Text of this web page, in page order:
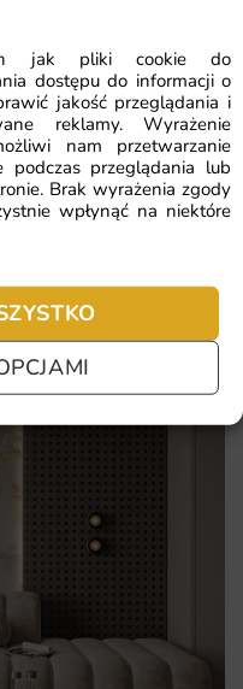
jak pliki cookie do
dostępu do informacji o
jakość przeglądania i
reklamy. Wyrażenie
nam przetwarzanie
przeglądania lub
Brak wyrażenia zgody
wpłynąć na niektóre
akcent aranżacyjny
indywidualny styl
idealnego dopasowania
materiały bezpieczne
czytelnej instrukcji
pytania
zakupie. Ale jeżeli
zadawane pytania.